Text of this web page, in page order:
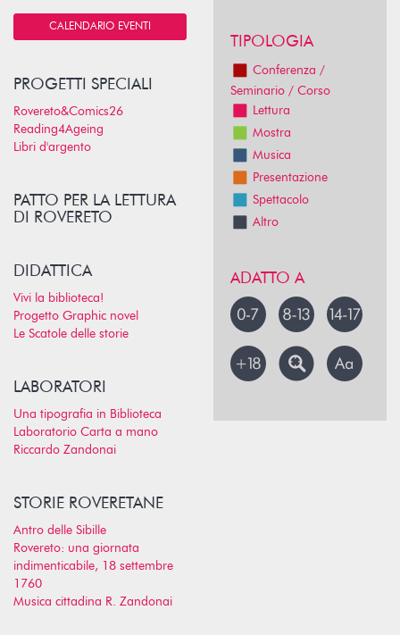
CALENDARIO EVENTI
PROGETTI SPECIALI
Rovereto&Comics26
Reading4Ageing
Libri d'argento
PATTO PER LA LETTURA
DI ROVERETO
DIDATTICA
Vivi la biblioteca!
Progetto Graphic novel
Le Scatole delle storie
LABORATORI
Una tipografia in Biblioteca
Laboratorio Carta a mano
Riccardo Zandonai
STORIE ROVERETANE
Antro delle Sibille
Rovereto: una giornata
indimenticabile, 18 settembre
1760
Musica cittadina R. Zandonai
TIPOLOGIA
Conferenza /
Seminario / Corso
Lettura
Mostra
Musica
Presentazione
Spettacolo
Altro
ADATTO A